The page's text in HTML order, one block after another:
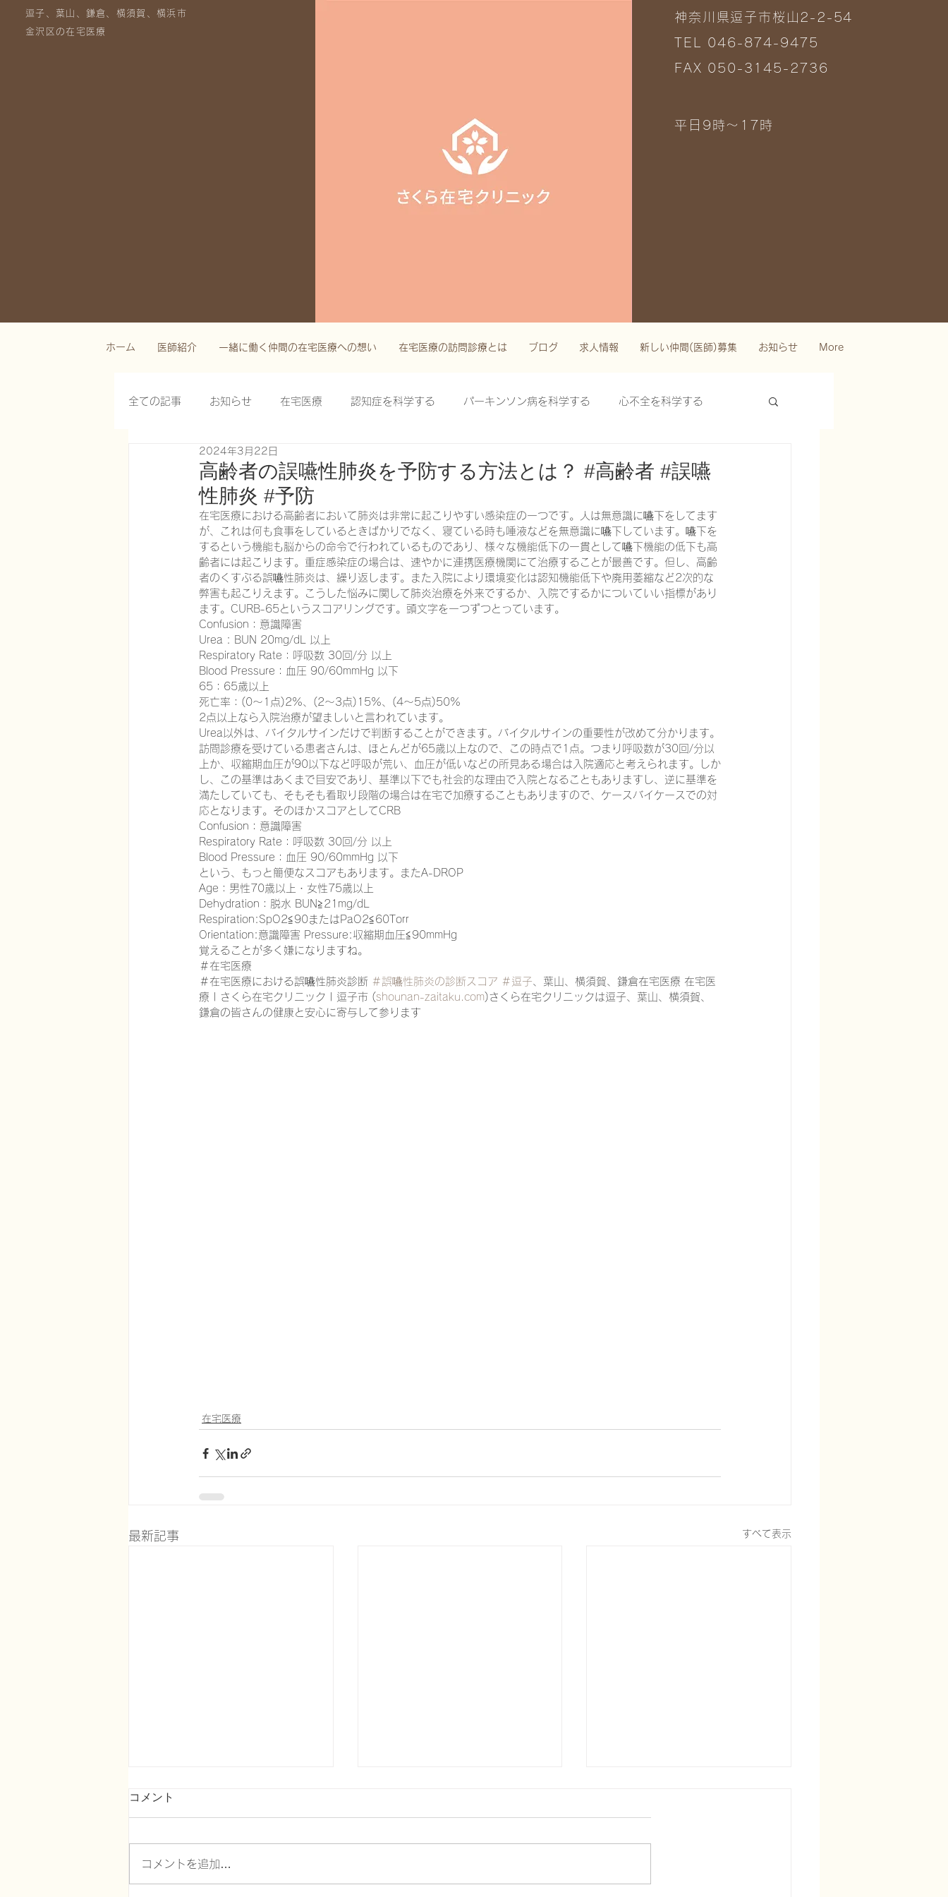
逗子、葉山、鎌倉、横須賀、横浜市
金沢区の在宅医療
神奈川県逗子市桜山2-2-54
TEL 046-874-9475
FAX 050-3145-2736
平日9時～17時
ホーム 医師紹介 一緒に働く仲間の在宅医療への想い 在宅医療の訪問診療とは ブログ 求人情報 新しい仲間(医師)募集 お知らせ More
全ての記事 お知らせ 在宅医療 認知症を科学する パーキンソン病を科学する 心不全を科学する
栄養管理を科学する
がん緩和ケア医療を科学する 鬱滞性皮膚炎・潰瘍を科学する 失禁関連皮膚炎を科学する
慢性難治性疼痛に対する脊髄刺激療法を科学する 脊髄刺激療法を科学する ハイドロリリースを科学する
在宅医療におけるエコーを科学する
在宅医療における認知症治療
エビデンスに基づく健康情報 攻めの栄養療法を科学する 誤嚥性肺炎を科学する 在宅酸素療法を科学する
認知症について家族へ向けて 認知症の羅針盤 認知症は治せるか～認知症治療の羅針盤
神経障害性疼痛疼痛を科学する 在宅医療における褥瘡管理を科学する
高齢者の誤嚥性肺炎を予防する方法とは？ #高齢者 #誤嚥
性肺炎 #予防
2024年3月22日
在宅医療における高齢者において肺炎は非常に起こりやすい感染症の一つです。人は無意識に嚥下をしてます
が、これは何も食事をしているときばかりでなく、寝ている時も唾液などを無意識に嚥下しています。嚥下を
するという機能も脳からの命令で行われているものであり、様々な機能低下の一貫として嚥下機能の低下も高
齢者には起こります。重症感染症の場合は、速やかに連携医療機関にて治療することが最善です。但し、高齢
者のくすぶる誤嚥性肺炎は、繰り返します。また入院により環境変化は認知機能低下や廃用萎縮など2次的な
弊害も起こりえます。こうした悩みに関して肺炎治療を外来でするか、入院でするかについていい指標があり
ます。CURB-65というスコアリングです。頭文字を一つずつとっています。
Confusion：意識障害
Urea : BUN 20mg/dL 以上
Respiratory Rate：呼吸数 30回/分 以上
Blood Pressure：血圧 90/60mmHg 以下
65：65歳以上
死亡率：(0～1点)2%、(2～3点)15%、(4～5点)50%
2点以上なら入院治療が望ましいと言われています。
Urea以外は、バイタルサインだけで判断することができます。バイタルサインの重要性が改めて分かります。
訪問診療を受けている患者さんは、ほとんどが65歳以上なので、この時点で1点。つまり呼吸数が30回/分以
上か、収縮期血圧が90以下など呼吸が荒い、血圧が低いなどの所見ある場合は入院適応と考えられます。しか
し、この基準はあくまで目安であり、基準以下でも社会的な理由で入院となることもありますし、逆に基準を
満たしていても、そもそも看取り段階の場合は在宅で加療することもありますので、ケースバイケースでの対
応となります。そのほかスコアとしてCRB
Confusion：意識障害
Respiratory Rate：呼吸数 30回/分 以上
Blood Pressure：血圧 90/60mmHg 以下
という、もっと簡便なスコアもあります。またA-DROP
Age：男性70歳以上・女性75歳以上
Dehydration：脱水 BUN≧21mg/dL
Respiration:SpO2≦90またはPaO2≦60Torr
Orientation:意識障害 Pressure:収縮期血圧≦90mmHg
覚えることが多く嫌になりますね。
＃在宅医療
＃在宅医療における誤嚥性肺炎診断 ＃誤嚥性肺炎の診断スコア ＃逗子、葉山、横須賀、鎌倉在宅医療 在宅医
療 | さくら在宅クリニック | 逗子市 ( shounan-zaitaku.com )さくら在宅クリニックは逗子、葉山、横須賀、
鎌倉の皆さんの健康と安心に寄与して参ります
在宅医療
最新記事 すべて表示
コメント
コメントを追加…